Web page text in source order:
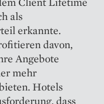
als
erkannte.
davon,
Angebote
mehr
Hotels
dass